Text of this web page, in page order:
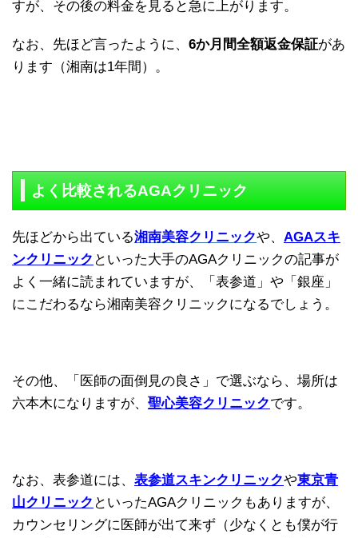
すが、その後の料金を見ると急に上がります。
なお、先ほど言ったように、 6か月間全額返金保証があ
ります（湘南は1年間）。
よく比較されるAGAクリニック
先ほどから出ている湘南美容クリニックや、 AGAスキ
ンクリニック といった大手のAGAクリニックの記事が
よく一緒に読まれていますが、「表参道」や「銀座」
にこだわるなら湘南美容クリニックになるでしょう。
その他、「医師の面倒見の良さ」で選ぶなら、場所は
六本木になりますが、 聖心美容クリニックです。
なお、表参道には、 表参道スキンクリニックや東京青
山クリニック といったAGAクリニックもありますが、
カウンセリングに医師が出て来ず（少なくとも僕が行